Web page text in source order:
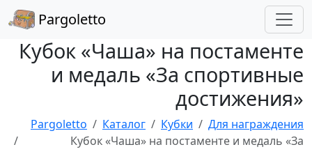
Pargoletto
Кубок «Чаша» на постаменте
и медаль «За спортивные
достижения»
Pargoletto Каталог Кубки
Для награждения
Кубок «Чаша» на постаменте и медаль «За